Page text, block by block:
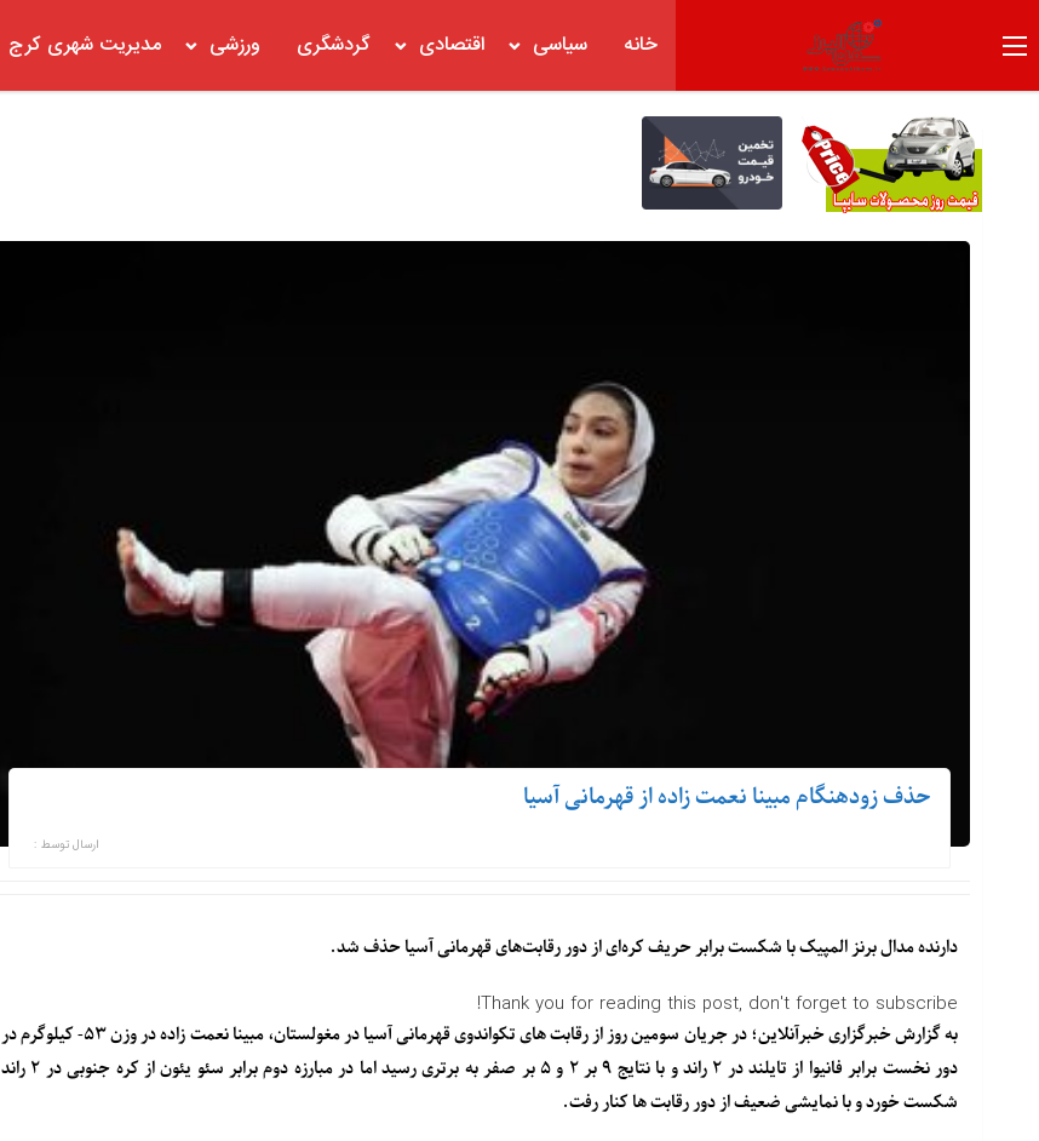
خانه سیاسی اقتصادی گردشگری ورزشی مدیریت شهری کرج
حذف زودهنگام مبینا نعمت زاده از قهرمانی آسیا
ارسال توسط :
دارنده مدال برنز المپیک با شکست برابر حریف کره‌ای از دور رقابت‌های قهرمانی آسیا حذف شد.
Thank you for reading this post, don't forget to subscribe!
به گزارش خبرگزاری خبرآنلاین؛ در جریان سومین روز از رقابت های تکواندوی قهرمانی آسیا در مغولستان، مبینا نعمت زاده در وزن ۵۳- کیلوگرم در
دور نخست برابر فانیوا از تایلند در ۲ راند و با نتایج ۹ بر ۲ و ۵ بر صفر به برتری رسید اما در مبارزه دوم برابر سئو یئون از کره جنوبی در ۲ راند
شکست خورد و با نمایشی ضعیف از دور رقابت ها کنار رفت.